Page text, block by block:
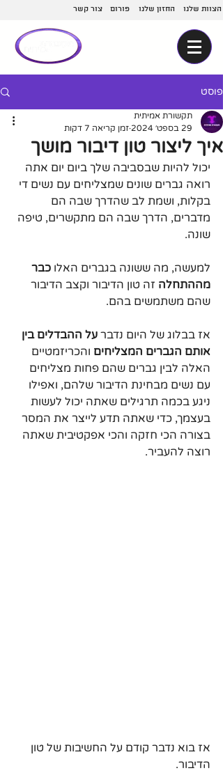
צור קשר פורום החזון שלנו הצוות שלנו
פוסט
איך ליצור טון דיבור מושך
תקשורת אמיתית
29 בספט׳ 2024
זמן קריאה 7 דקות
יכול להיות שבסביבה שלך ביום יום אתה
רואה גברים שונים שמצליחים עם נשים די
בקלות, ושמת לב שהדרך שבה הם
מדברים, הדרך שבה הם מתקשרים, טיפה
שונה.
למעשה, מה ששונה בגברים האלו כבר
מההתחלה זה טון הדיבור וקצב הדיבור
שהם משתמשים בהם.
אז בבלוג של היום נדבר על ההבדלים בין
אותם הגברים המצליחים והכריזמטיים
האלה לבין גברים שהם פחות מצליחים
עם נשים מבחינת הדיבור שלהם, ואפילו
ניגע בכמה תרגילים שאתה יכול לעשות
בעצמך, כדי שאתה תדע לייצר את המסר
בצורה הכי חזקה והכי אפקטיבית שאתה
רוצה להעביר.
אז בוא נדבר קודם על החשיבות של טון
הדיבור.